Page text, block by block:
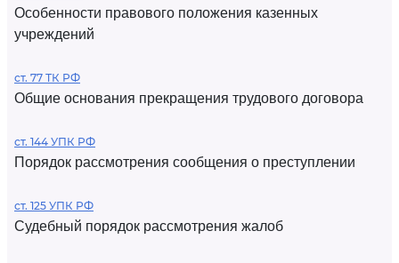
Особенности правового положения казенных
учреждений
ст. 77 ТК РФ
Общие основания прекращения трудового договора
ст. 144 УПК РФ
Порядок рассмотрения сообщения о преступлении
ст. 125 УПК РФ
Судебный порядок рассмотрения жалоб